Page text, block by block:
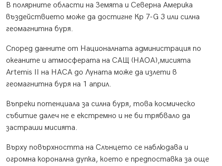
В полярните области на Земята и Северна Америка
въздействието може да достигне Кр 7-G 3 или силна
геомагнитна буря.
Според данните от Националната администрация по
океаните и атмосферата на САЩ (НАОА),мисията
Artemis II на НАСА до Луната може да излети в
геомагнитна буря на 1 април.
Въпреки потенциала за силна буря, това космическо
събитие далеч не е екстремно и не би трябвало да
застраши мисията.
Върху повърхността на Слънцето се наблюдава и
огромна коронална дупка, което е предпоставка за още